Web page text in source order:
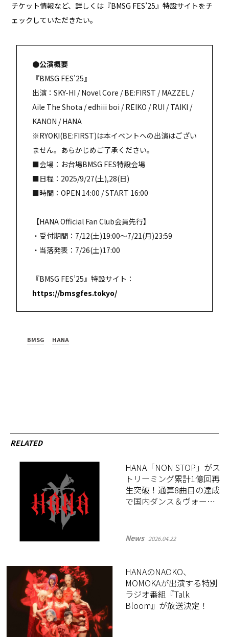
チケット情報など、詳しくは『BMSG FES’25』特設サイトをチ
ェックしていただきたい。
●公演概要
『BMSG FES’25』
出演：SKY-HI / Novel Core / BE:FIRST / MAZZEL /
Aile The Shota / edhiii boi / REIKO / RUI / TAIKI /
KANON / HANA
※RYOKI(BE:FIRST)は本イベントへの出演はござい
ません。あらかじめご了承ください。
■会場：お台場BMSG FES特設会場
■日程：2025/9/27(土),28(日)
■時間：OPEN 14:00 / START 16:00
【HANA Official Fan Club会員先行】
・受付期間：7/12(土)19:00〜7/21(月)23:59
・当落発表：7/26(土)17:00
『BMSG FES’25』特設サイト：
https://bmsgfes.tokyo/
BMSG HANA
RELATED
HANA「NON STOP」がス
トリーミング累計1億回再
生突破！通算8曲目の達成
で国内ダンス＆ヴォーカ
News 2026.04.22
HANAのNAOKO、
MOMOKAが出演する特別
ラジオ番組『Talk
Bloom』が放送決定！